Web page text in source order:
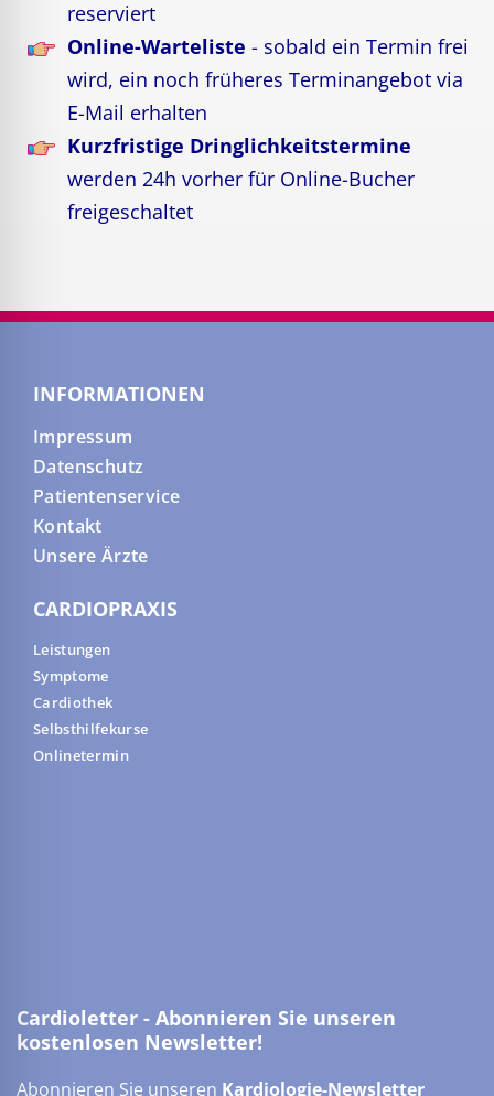
reserviert
Online-Warteliste - sobald ein Termin frei
wird, ein noch früheres Terminangebot via
E-Mail erhalten
Kurzfristige Dringlichkeitstermine
werden 24h vorher für Online-Bucher
freigeschaltet
INFORMATIONEN
Impressum
Datenschutz
Patientenservice
Kontakt
Unsere Ärzte
CARDIOPRAXIS
Leistungen
Symptome
Cardiothek
Selbsthilfekurse
Onlinetermin
Cardioletter - Abonnieren Sie unseren
kostenlosen Newsletter!
Abonnieren Sie unseren Kardiologie-Newsletter